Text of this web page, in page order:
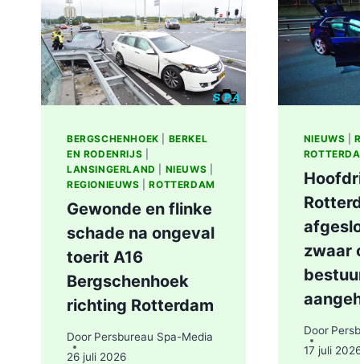
AAN
LIEVEN
DE
KEYSTRAAT
IN
ROTTERDAM
BERGSCHENHOEK
BERKEL
EN RODENRIJS
LANSINGERLAND
NIEUWS
REGIONIEUWS |ROTTERDAM
Gewonde en flinke
schade na ongeval
toerit A16
Bergschenhoek
richting Rotterdam
Door Persbureau Spa-Media
26 juli 2026
NIEUWS |
zwaar
Door
17 juli